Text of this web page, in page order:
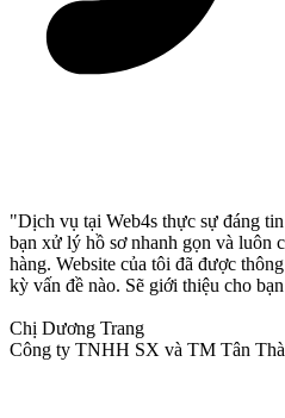
"Dịch vụ tại Web4s thực sự đáng
bạn xử lý hồ sơ nhanh gọn và luôn
hàng. Website của tôi đã được
kỳ vấn đề nào. Sẽ giới thiệu cho
Chị Dương Trang
Công ty TNHH SX và TM Tân